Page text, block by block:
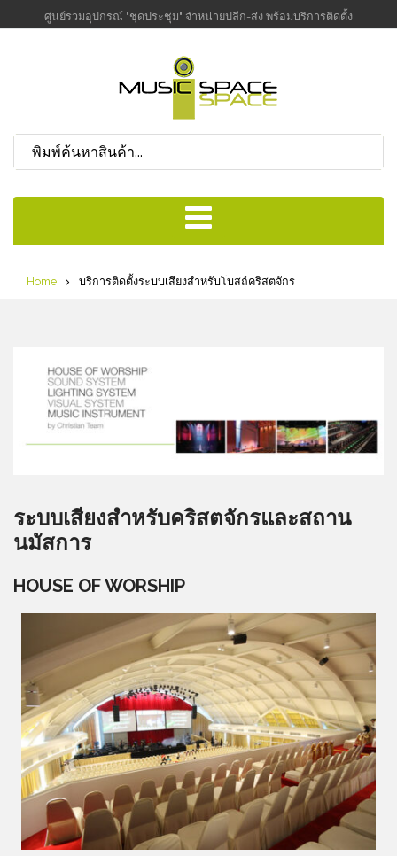
ศูนย์รวมอุปกรณ์ "ชุดประชุม" จำหน่ายปลีก-ส่ง พร้อมบริการติดตั้ง
Home บริการติดตั้งระบบเสียงสำหรับโบสถ์คริสตจักร
ระบบเสียงสำหรับคริสตจักรและสถาน
นมัสการ
HOUSE OF WORSHIP